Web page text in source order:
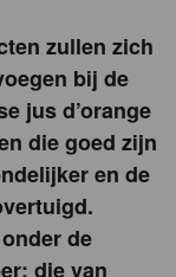
zullen zich
bij de
jus d’orange
die goed zijn
en de
de
die van